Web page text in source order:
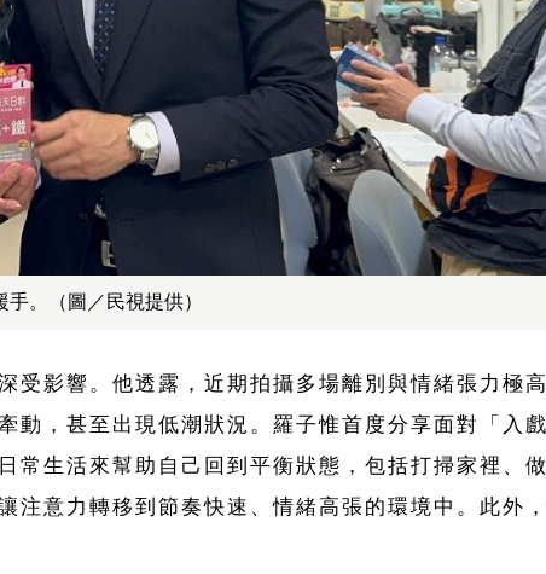
。（圖／民視提供）
影響。他透露，近期拍攝多場離別與情緒張力極高
動，甚至出現低潮狀況。羅子惟首度分享面對「入
常生活來幫助自己回到平衡狀態，包括打掃家裡、
注意力轉移到節奏快速、情緒高張的環境中。此外